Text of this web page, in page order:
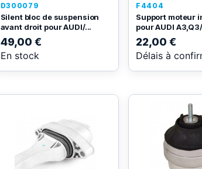
D300079
Silent bloc de suspension
avant droit pour AUDI/...
49,00 €
En stock
F4404
Support moteur
pour AUDI
22,00 €
Délais à